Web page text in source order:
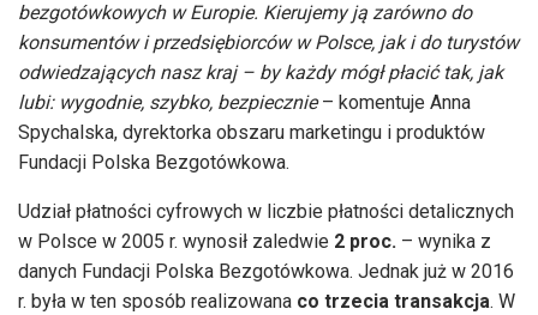
bezgotówkowych w Europie. Kierujemy ją zarówno do
konsumentów i przedsiębiorców w Polsce, jak i do turystów
odwiedzających nasz kraj – by każdy mógł płacić tak, jak
lubi: wygodnie, szybko, bezpiecznie– komentuje Anna
Spychalska, dyrektorka obszaru marketingu i produktów
Fundacji Polska Bezgotówkowa.
Udział płatności cyfrowych w liczbie płatności detalicznych
w Polsce w 2005 r. wynosił zaledwie 2 proc. – wynika z
danych Fundacji Polska Bezgotówkowa. Jednak już w 2016
r. była w ten sposób realizowana co trzecia transakcja. W